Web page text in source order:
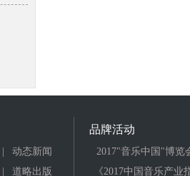
动态新闻
道略出版
品牌活动
2017"音乐中国"博览
《2017中国音乐产业